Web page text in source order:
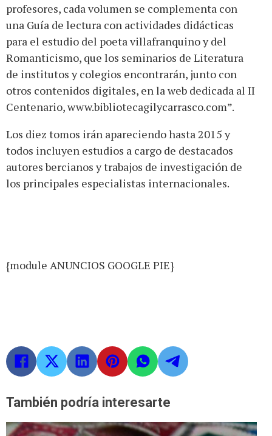
profesores, cada volumen se complementa con
una Guía de lectura con actividades didácticas
para el estudio del poeta villafranquino y del
Romanticismo, que los seminarios de Literatura
de institutos y colegios encontrarán, junto con
otros contenidos digitales, en la web dedicada al II
Centenario, www.bibliotecagilycarrasco.com”.
Los diez tomos irán apareciendo hasta 2015 y
todos incluyen estudios a cargo de destacados
autores bercianos y trabajos de investigación de
los principales especialistas internacionales.
{module ANUNCIOS GOOGLE PIE}
También podría interesarte